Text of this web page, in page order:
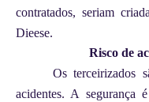
contratados, seriam
Dieese.
Risco de
Os terceirizados
acidentes. A segurança